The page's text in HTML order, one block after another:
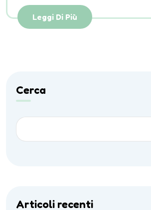
Leggi Di Più
Cerca
Articoli recenti